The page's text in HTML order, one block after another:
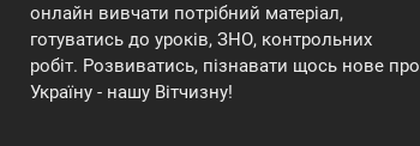
онлайн вивчати потрібний матеріал,
готуватись до уроків, ЗНО, контрольних
робіт. Розвиватись, пізнавати щось нове про
Україну - нашу Вітчизну!